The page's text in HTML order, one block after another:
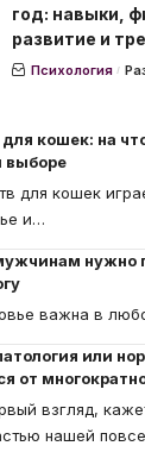
год: навыки,
развитие и
Психология
кошек: на
выборе
для кошек
и…
нужно
важна в
или
от
взгляд,
нашей